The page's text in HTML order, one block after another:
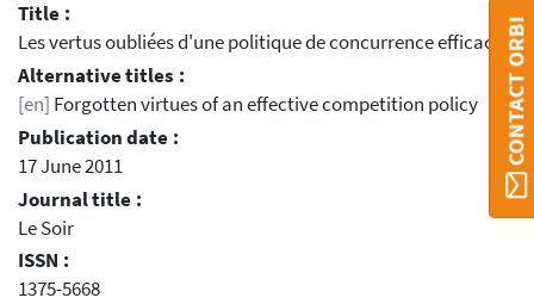
Title :
Les vertus oubliées d'une politique de concurrence efficace
Alternative titles :
[en] Forgotten virtues of an effective competition policy
Publication date :
17 June 2011
Journal title :
Le Soir
ISSN :
1375-5668
CONTACT ORBI